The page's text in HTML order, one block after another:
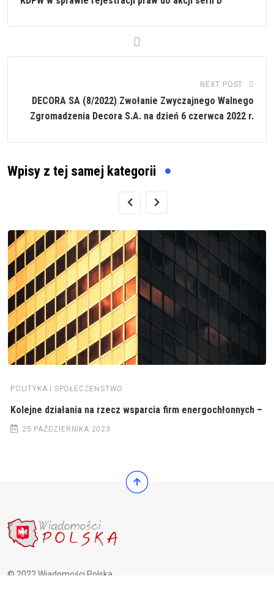
NEXT POST
DECORA SA (8/2022) Zwołanie Zwyczajnego Walnego
Zgromadzenia Decora S.A. na dzień 6 czerwca 2022 r.
Wpisy z tej samej kategorii
POLITYKA I SPOŁECZEŃSTWO
Kolejne działania na rzecz wsparcia firm energochłonnych –
25 PAŹDZIERNIKA 2023
© 2022 Wiadomości Polska